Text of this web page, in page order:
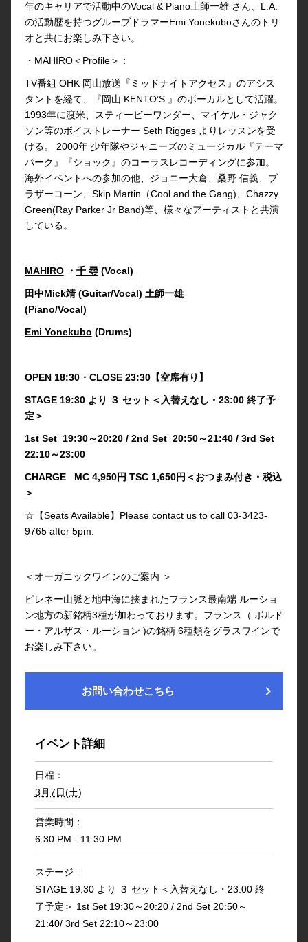
年のキャリアで活動中のVocal & Piano土師一雄 さん、L.A.
の活動歴を持つグルーブドラマーEmi Yonekuboさんのトリ
オと共にお楽しみ下さい。
・MAHIRO＜Profile＞：
TV番組 OHK 岡山放送『ミッドナイトアクセス』のアシス
タントを経て、『岡山 KENTO’S 』のボーカルとして活躍。
1993年に渡米、スティービーワンダー、マイケル・ジャク
ソン等のボイストレーナー Seth Rigges よりレッスンを受
ける。 2000年 少年隊やジャニーズのミュージカル『テーマ
パーク』『ショック』のコーラスレコーディングに参加。
海外イベントへの参加の他、ジョニー大倉、桑野 信義、ブ
ラザーコーン、Skip Martin（Cool and the Gang)、Chazzy
Green(Ray Parker Jr Band)等、様々なアーティストと共演
している。
MAHIRO・ 千 尋(Vocal)
田中Mick靖 (Guitar/Vocal) 土師一雄
(Piano/Vocal)
Emi Yonekubo (Drums)
OPEN 18:30・CLOSE 23:30【空席有り】
STAGE 19:30 より ３ セット＜入替えなし・23:00 終了予
定＞
1st Set 19:30～20:20 / 2nd Set 20:50～21:40 / 3rd Set
22:10～23:00
CHARGE MC 4,950円 TSC 1,650円＜おつまみ付き・税込
＞
☆【Seats Available】Please contact us to call 03-3423-
9765 after 5pm.
＜ オーガニックワインのご案内 ＞
ピレネー山脈と地中海に挟まれたフランス最南端 ルーショ
ン地方の新銘柄3種が加わっております。フランス（ ボルド
ー・アルザス・ルーション )の銘柄 6種類をグラスワインで
お楽しみ下さい。
お問い合わせこちら chevron_right
イベント詳細
日程：
3月7日(土)
営業時間：
6:30 PM - 11:30 PM
ステージ :
STAGE 19:30 より ３ セット＜入替えなし・23:00 終
了予定＞ 1st Set 19:30～20:20 / 2nd Set 20:50～
21:40/ 3rd Set 22:10～23:00